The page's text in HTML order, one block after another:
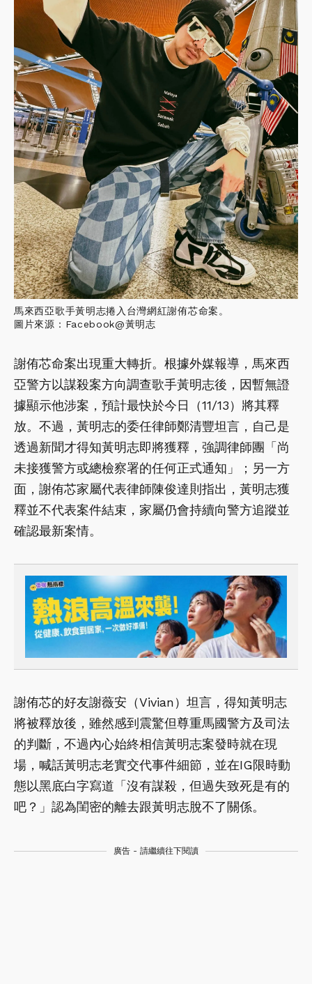
馬來西亞歌手黃明志捲入台灣網紅謝侑芯命案。
圖片來源：Facebook@黃明志
謝侑芯命案出現重大轉折。根據外媒報導，馬來西
亞警方以謀殺案方向調查歌手黃明志後，因暫無證
據顯示他涉案，預計最快於今日（11/13）將其釋
放。不過，黃明志的委任律師鄭清豐坦言，自己是
透過新聞才得知黃明志即將獲釋，強調律師團「尚
未接獲警方或總檢察署的任何正式通知」；另一方
面，謝侑芯家屬代表律師陳俊達則指出，黃明志獲
釋並不代表案件結束，家屬仍會持續向警方追蹤並
確認最新案情。
謝侑芯的好友謝薇安（Vivian）坦言，得知黃明志
將被釋放後，雖然感到震驚但尊重馬國警方及司法
的判斷，不過內心始終相信黃明志案發時就在現
場，喊話黃明志老實交代事件細節，並在IG限時動
態以黑底白字寫道「沒有謀殺，但過失致死是有的
吧？」認為閨密的離去跟黃明志脫不了關係。
廣告 - 請繼續往下閱讀